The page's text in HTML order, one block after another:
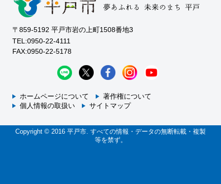
〒859-5192 平戸市岩の上町1508番地3
TEL:0950-22-4111
FAX:0950-22-5178
ホームページについて
著作権について
個人情報の取扱い
サイトマップ
Copyright © 2016 平戸市. すべての情報・データの無断転載・複製
等を禁ず。